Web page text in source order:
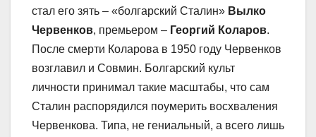
стал его зять – «болгарский Сталин» Вылко
Червенков, премьером – Георгий Коларов.
После смерти Коларова в 1950 году Червенков
возглавил и Совмин. Болгарский культ
личности принимал такие масштабы, что сам
Сталин распорядился поумерить восхваления
Червенкова. Типа, не гениальный, а всего лишь